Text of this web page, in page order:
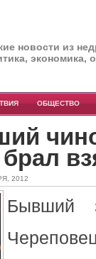
новости из
экономика,
ОБЩЕСТВО
2012
Бывший